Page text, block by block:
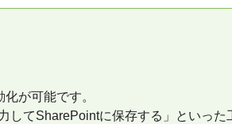
が可能です。
してSharePointに保存する」といった